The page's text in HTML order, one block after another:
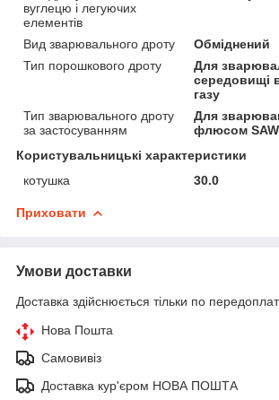
вуглецю і легуючих
елементів
Вид зварювального дроту
Обміднений
Тип порошкового дроту
Для
середовищі
газу
Тип зварювального дроту
за застосуванням
Для
флюсом SAW
Користувальницькі характеристики
котушка
30.0
Приховати
Умови доставки
Доставка здійснюється тільки по
Нова Пошта
Самовивіз
Доставка кур'єром НОВА ПОШТА